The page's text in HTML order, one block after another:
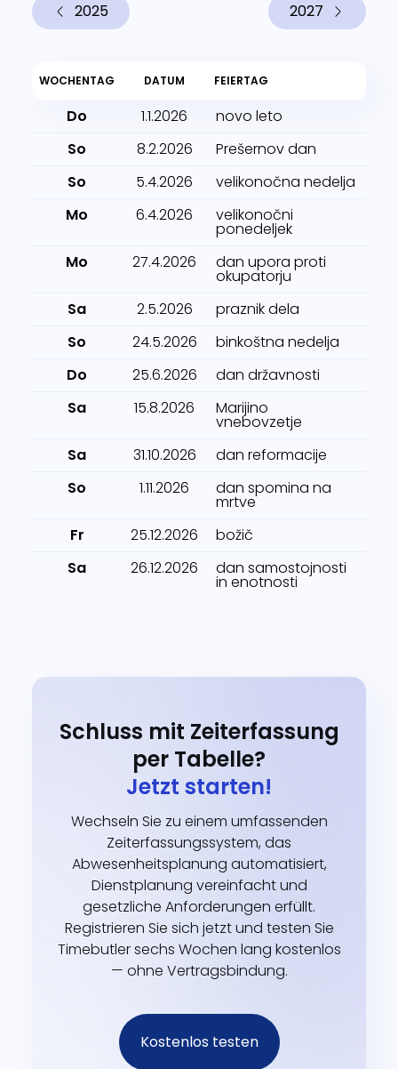
2025 2027
WOCHENTAG DATUM FEIERTAG
Do 1.1.2026
novo leto
So
8.2.2026
Prešernov dan
So
5.4.2026
velikonočna nedelja
Mo
6.4.2026 velikonočni
ponedeljek
Mo
27.4.2026 dan upora proti
okupatorju
Sa
2.5.2026
praznik dela
So
24.5.2026
binkoštna nedelja
Do
25.6.2026
dan državnosti
Sa
15.8.2026 Marijino
vnebovzetje
Sa
31.10.2026
dan reformacije
So
1.11.2026 dan spomina na
mrtve
Fr
25.12.2026
božič
Sa
26.12.2026 dan samostojnosti
in enotnosti
Schluss mit Zeiterfassung
per Tabelle?
Jetzt starten!
Wechseln Sie zu einem umfassenden
Zeiterfassungssystem, das
Abwesenheitsplanung automatisiert,
Dienstplanung vereinfacht und
gesetzliche Anforderungen erfüllt.
Registrieren Sie sich jetzt und testen Sie
Timebutler sechs Wochen lang kostenlos
— ohne Vertragsbindung.
Kostenlos testen